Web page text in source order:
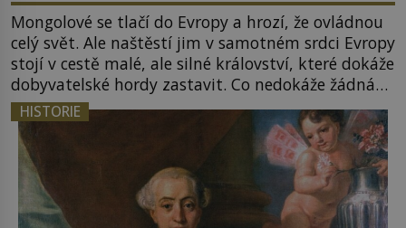
Mongolové se tlačí do Evropy a hrozí, že ovládnou
celý svět. Ale naštěstí jim v samotném srdci Evropy
stojí v cestě malé, ale silné království, které dokáže
dobyvatelské hordy zastavit. Co nedokáže žádná
z asijských říší, co nedokážou Němci – to dokáže
český král. Nebo že by ne? Mongolové od roku 1223
postupují podél Kaspického a Azovského moře, […]
HISTORIE